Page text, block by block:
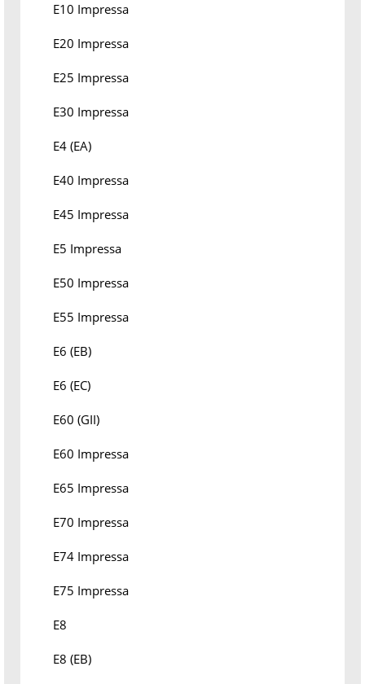
E10 Impressa
E20 Impressa
E25 Impressa
E30 Impressa
E4 (EA)
E40 Impressa
E45 Impressa
E5 Impressa
E50 Impressa
E55 Impressa
E6 (EB)
E6 (EC)
E60 (GII)
E60 Impressa
E65 Impressa
E70 Impressa
E74 Impressa
E75 Impressa
E8
E8 (EB)